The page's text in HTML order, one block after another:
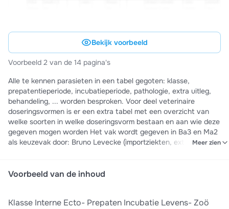
Bekijk voorbeeld
Voorbeeld 2 van de 14 pagina's
Alle te kennen parasieten in een tabel gegoten: klasse,
prepatentieperiode, incubatieperiode, pathologie, extra uitleg,
behandeling, ... worden besproken. Voor deel veterinaire
doseringsvormen is er een extra tabel met een overzicht van
welke soorten in welke doseringsvorm bestaan en aan wie deze
gegeven mogen worden Het vak wordt gegeven in Ba3 en Ma2
als keuzevak door: Bruno Levecke (importziekten, externe +
teken bij kat en hond) en Pierre Dorny (parasitaire zoönes)
Meer zien
Voorbeeld van de inhoud
Klasse Interne Ecto- Prepaten Incubatie Levens- Zoö